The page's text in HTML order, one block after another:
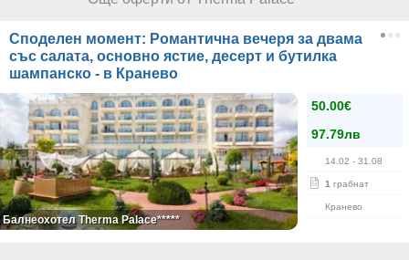
Споделен момент: Романтична вечеря за двама
със салата, основно ястие, десерт и бутилка
шампанско - в Кранево
50.00€
97.79лв
14.02 - 31.08
1 грабнат
Кранево
Балнеохотел Therma Palace*****